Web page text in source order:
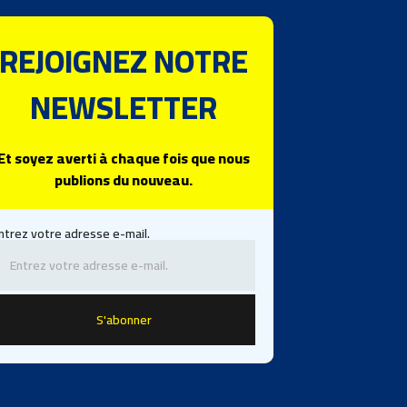
REJOIGNEZ NOTRE
NEWSLETTER
soyez averti à chaque fois que nous
publions du nouveau.
votre adresse e-mail.